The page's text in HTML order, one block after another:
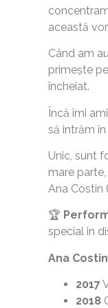
această
Când am
primește
încheiat.
Încă îmi
să intrăm
Unic, sunt
mare
Ana Costin
🏆
special in
Ana Costin
2017
2018